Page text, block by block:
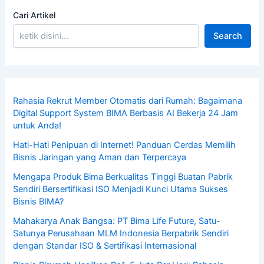
Cari Artikel
Search
Rahasia Rekrut Member Otomatis dari Rumah: Bagaimana
Digital Support System BIMA Berbasis AI Bekerja 24 Jam
untuk Anda!
Hati-Hati Penipuan di Internet! Panduan Cerdas Memilih
Bisnis Jaringan yang Aman dan Terpercaya
Mengapa Produk Bima Berkualitas Tinggi Buatan Pabrik
Sendiri Bersertifikasi ISO Menjadi Kunci Utama Sukses
Bisnis BIMA?
Mahakarya Anak Bangsa: PT Bima Life Future, Satu-
Satunya Perusahaan MLM Indonesia Berpabrik Sendiri
dengan Standar ISO & Sertifikasi Internasional